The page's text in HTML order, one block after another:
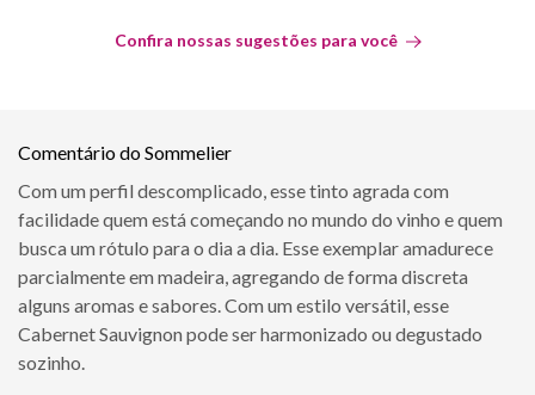
Confira nossas sugestões para você
Comentário do Sommelier
Com um perfil descomplicado, esse tinto agrada com
facilidade quem está começando no mundo do vinho e quem
busca um rótulo para o dia a dia. Esse exemplar amadurece
parcialmente em madeira, agregando de forma discreta
alguns aromas e sabores. Com um estilo versátil, esse
Cabernet Sauvignon pode ser harmonizado ou degustado
sozinho.